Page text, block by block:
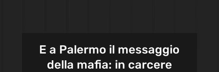
E a Palermo il messaggio
della mafia: in carcere